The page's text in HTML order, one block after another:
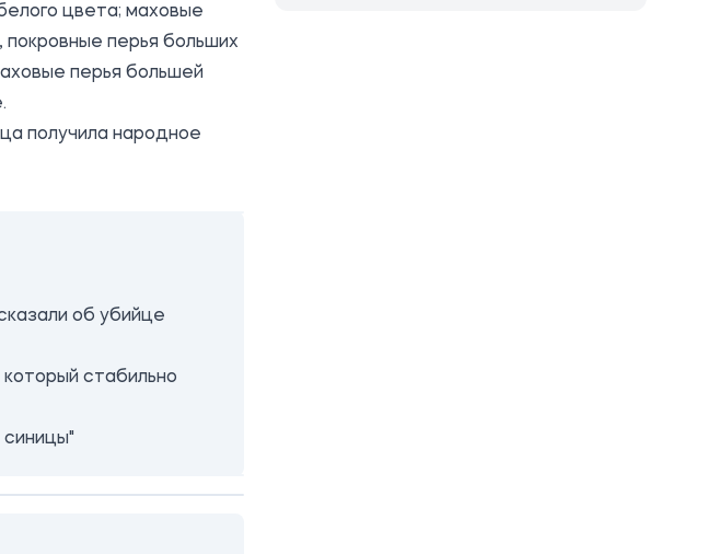
цвета; маховые
покровные перья больших
перья большей
получила народное
об убийце
который стабильно